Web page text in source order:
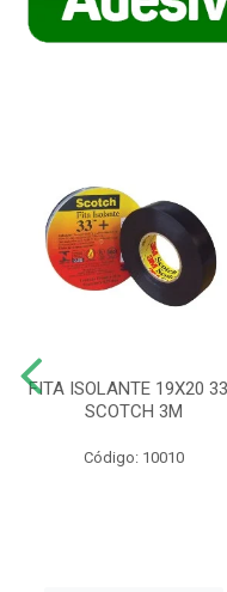
FITA ISOLANTE 19X20
SCOTCH 3M
Código: 10010